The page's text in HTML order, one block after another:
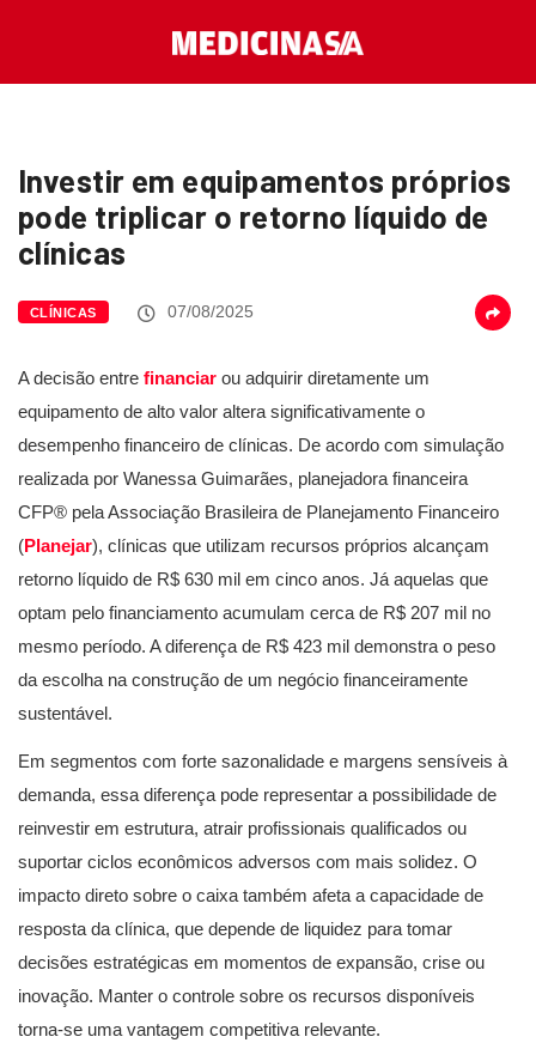
Investir em equipamentos próprios
pode triplicar o retorno líquido de
clínicas
CLÍNICAS 07/08/2025
A decisão entre financiar ou adquirir diretamente um
equipamento de alto valor altera significativamente o
desempenho financeiro de clínicas. De acordo com simulação
realizada por Wanessa Guimarães, planejadora financeira
CFP® pela Associação Brasileira de Planejamento Financeiro
(Planejar), clínicas que utilizam recursos próprios alcançam
retorno líquido de R$ 630 mil em cinco anos. Já aquelas que
optam pelo financiamento acumulam cerca de R$ 207 mil no
mesmo período. A diferença de R$ 423 mil demonstra o peso
da escolha na construção de um negócio financeiramente
sustentável.
Em segmentos com forte sazonalidade e margens sensíveis à
demanda, essa diferença pode representar a possibilidade de
reinvestir em estrutura, atrair profissionais qualificados ou
suportar ciclos econômicos adversos com mais solidez. O
impacto direto sobre o caixa também afeta a capacidade de
resposta da clínica, que depende de liquidez para tomar
decisões estratégicas em momentos de expansão, crise ou
inovação. Manter o controle sobre os recursos disponíveis
torna-se uma vantagem competitiva relevante.